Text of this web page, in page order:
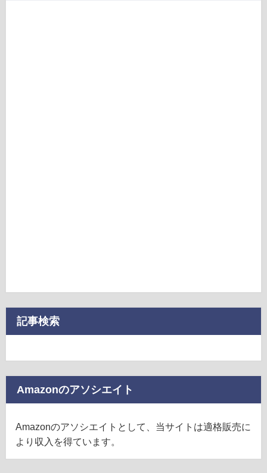
記事検索
Amazonのアソシエイト
Amazonのアソシエイトとして、当サイトは適格販売に
より収入を得ています。